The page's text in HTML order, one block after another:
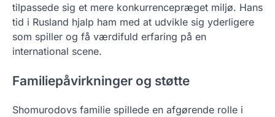
tilpassede sig et mere konkurrencepræget miljø. Hans
tid i Rusland hjalp ham med at udvikle sig yderligere
som spiller og få værdifuld erfaring på en
international scene.
Familiepåvirkninger og støtte
Shomurodovs familie spillede en afgørende rolle i